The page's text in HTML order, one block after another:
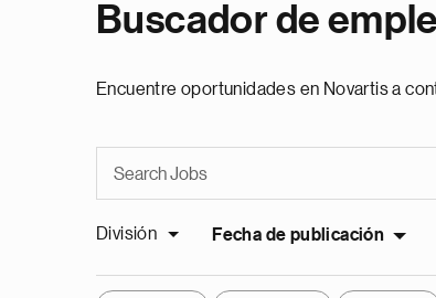
Buscador de
Encuentre oportunidades en Novartis a
División Fecha de publicación